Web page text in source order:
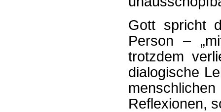
Gott spricht
Person –
trotzdem
dialogische
Reflexionen,